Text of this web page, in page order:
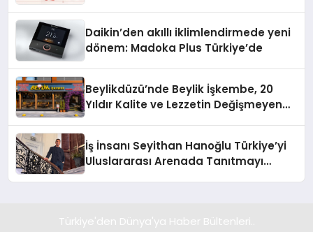
Daikin’den akıllı iklimlendirmede yeni
dönem: Madoka Plus Türkiye’de
Beylikdüzü’nde Beylik İşkembe, 20
Yıldır Kalite ve Lezzetin Değişmeyen
İş İnsanı Seyithan Hanoğlu Türkiye’yi
Uluslararası Arenada Tanıtmayı
Türkiye'den Dünya'ya Haber Bültenleri..